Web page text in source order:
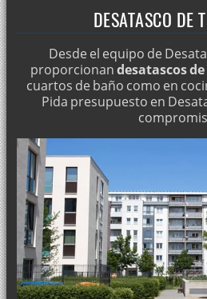
Limpieza de tuberías con
¿Necesita bombeos de agua en
Limpiezas de tuberías
¿Busca limpiezas de desagües?
Limpieza 24 horas de bajantes
Mantenimiento de redes de
Limpieza de alcantarillas con
Limpieza de pozos negros
Mantenimiento periódico de
Contrate a especialistas en
Limpieza de depósitos de agua
DESATASCO DE
Desde el equipo de
proporcionandesatascos
cuartos de baño como en
Pida presupuesto en